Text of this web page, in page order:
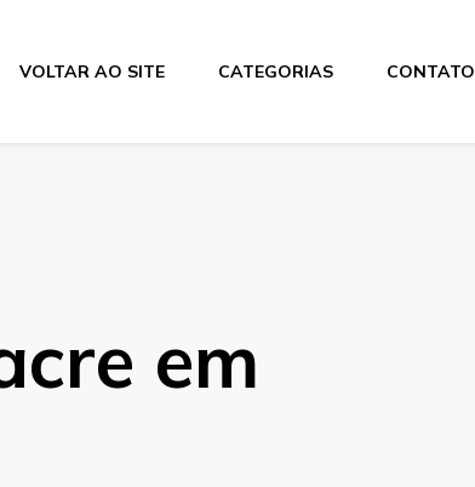
VOLTAR AO SITE CATEGORIAS CONTATO
em